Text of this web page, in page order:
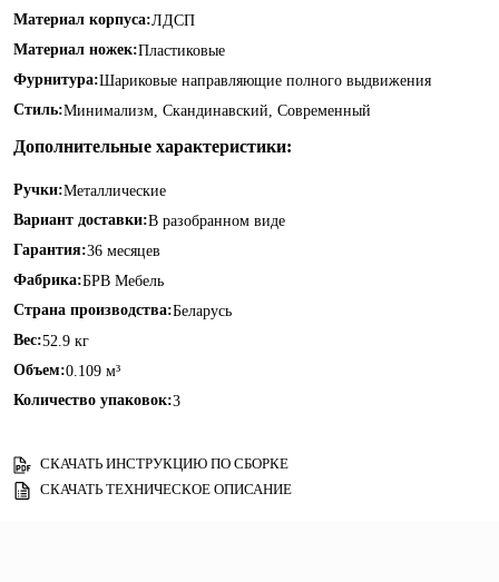
Материал корпуса:ЛДСП
Материал ножек:Пластиковые
Фурнитура:Шариковые направляющие полного выдвижения
Стиль:Минимализм, Скандинавский, Современный
Дополнительные характеристики:
Ручки:Металлические
Вариант доставки:В разобранном виде
Гарантия:36 месяцев
Фабрика:БРВ Мебель
Страна производства:Беларусь
Вес:52.9 кг
Объем:0.109 м³
Количество упаковок:3
СКАЧАТЬ ИНСТРУКЦИЮ ПО СБОРКЕ
СКАЧАТЬ ТЕХНИЧЕСКОЕ ОПИСАНИЕ